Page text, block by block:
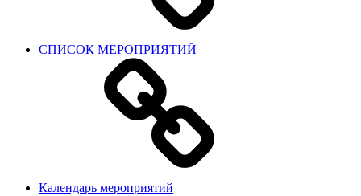
СПИСОК МЕРОПРИЯТИЙ
Календарь мероприятий